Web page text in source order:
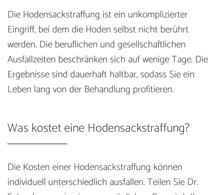
Die Hodensackstraffung ist ein unkomplizierter
Eingriff, bei dem die Hoden selbst nicht berührt
werden. Die beruflichen und gesellschaftlichen
Ausfallzeiten beschränken sich auf wenige Tage. Die
Ergebnisse sind dauerhaft haltbar, sodass Sie ein
Leben lang von der Behandlung profitieren.
Was kostet eine Hodensackstraffung?
Die Kosten einer Hodensackstraffung können
individuell unterschiedlich ausfallen. Teilen Sie Dr.